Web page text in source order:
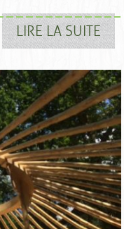
LIRE LA SUITE